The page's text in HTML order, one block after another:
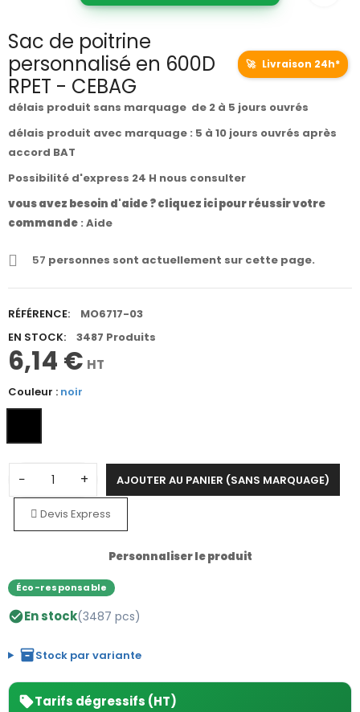
Sac de poitrine
personnalisé en 600D
RPET - CEBAG
🚀 Livraison 24h*
délais produit sans marquage de 2 à 5 jours ouvrés
délais produit avec marquage : 5 à 10 jours ouvrés après
accord BAT
Possibilité d'express 24 H nous consulter
vous avez besoin d'aide ? cliquez ici pour réussir votre
commande : Aide
57 personnes sont actuellement sur cette page.
RÉFÉRENCE:
MO6717-03
EN STOCK:
3487 Produits
6,14 € HT
Couleur : noir
− + AJOUTER AU PANIER (SANS MARQUAGE)
Devis Express
Personnaliser le produit
Éco-responsable
check_circleEn stock(3487 pcs)
inventory_2Stock par variante
sellTarifs dégressifs (HT)